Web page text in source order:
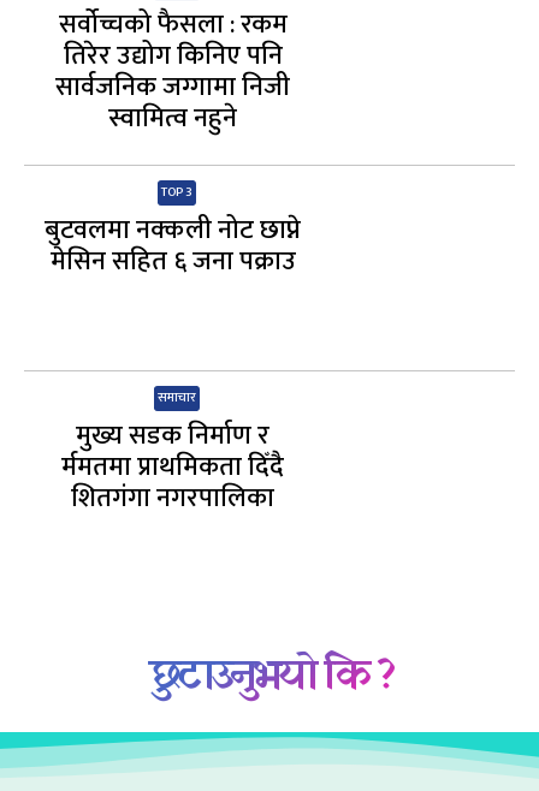
सर्वोच्चको फैसला : रकम
तिरेर उद्योग किनिए पनि
सार्वजनिक जग्गामा निजी
स्वामित्व नहुने
TOP 3
बुटवलमा नक्कली नोट छाप्ने
मेसिन सहित ६ जना पक्राउ
समाचार
मुख्य सडक निर्माण र
र्ममतमा प्राथमिकता दिँदै
शितगंगा नगरपालिका
छुटाउनुभयो कि ?